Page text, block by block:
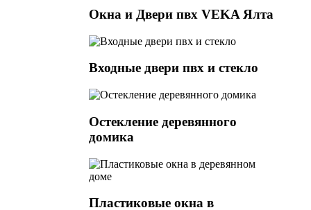
Окна и Двери пвх VEKA Ялта
Входные двери пвх и стекло
Остекление деревянного
домика
Пластиковые окна в